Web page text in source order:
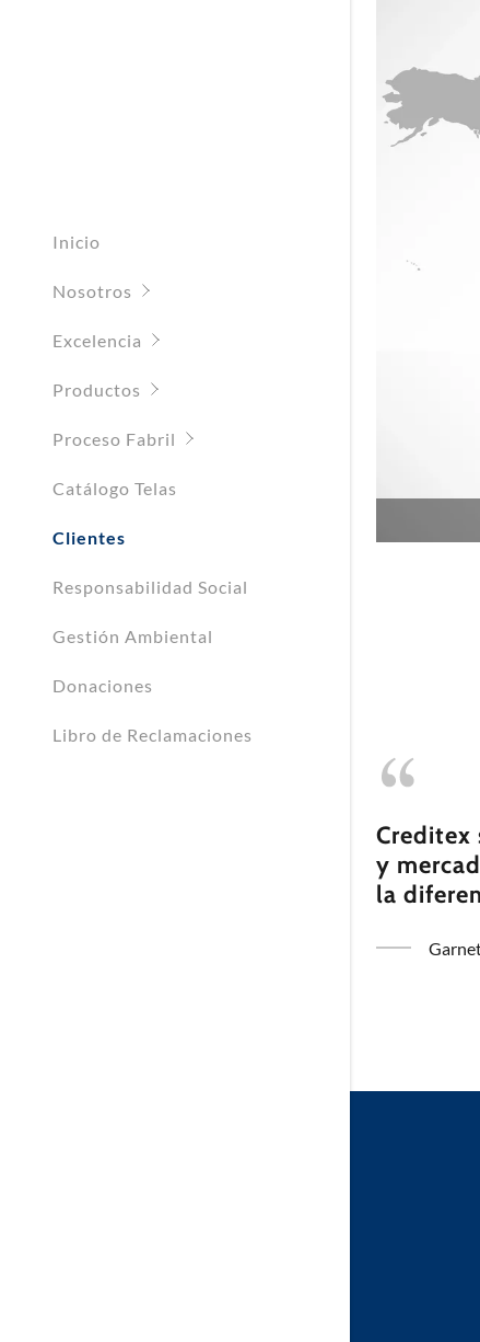
Inicio
Nosotros
Excelencia
Productos
Proceso Fabril
Catálogo Telas
Clientes
Responsabilidad Social
Gestión Ambiental
Donaciones
Libro de Reclamaciones
Creditex
y
la